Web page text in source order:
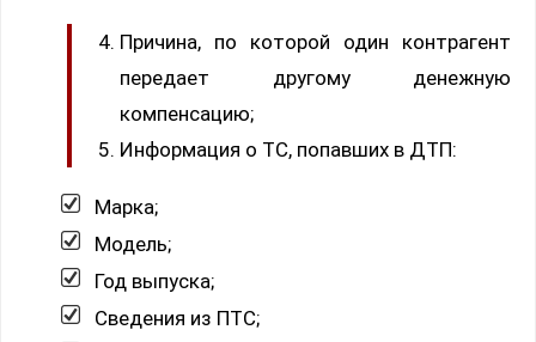
Причина, по которой один контрагент
передает другому денежную
компенсацию;
Информация о ТС, попавших в ДТП:
Марка;
Модель;
Год выпуска;
Сведения из ПТС;